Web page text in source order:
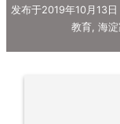
发布于2019年10月13日
教育, 海